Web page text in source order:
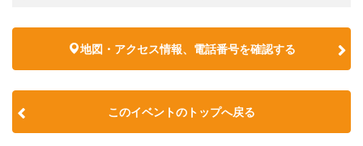
地図・アクセス情報、電話番号を確認する
このイベントのトップへ戻る